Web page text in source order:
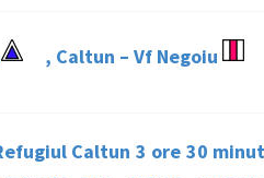
, Caltun – Vf Negoiu
Caltun 3 ore 30